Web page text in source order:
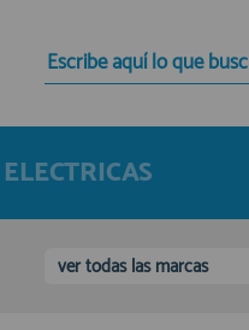
Quiero
Nuevo
Al crear una cuenta
tienda virtual,
consultar tus
ver todas las marcas